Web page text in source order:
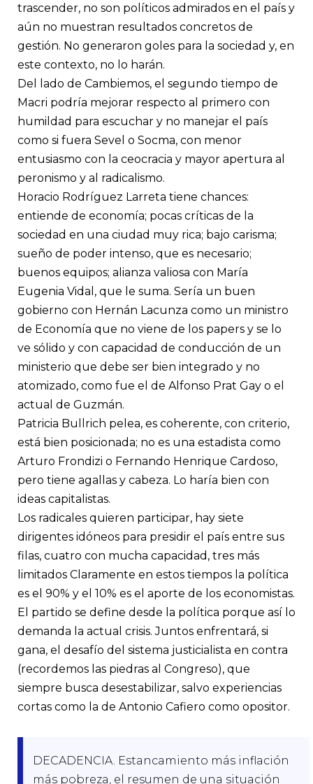
trascender, no son políticos admirados en el país y
aún no muestran resultados concretos de
gestión. No generaron goles para la sociedad y, en
este contexto, no lo harán.
Del lado de Cambiemos, el segundo tiempo de
Macri podría mejorar respecto al primero con
humildad para escuchar y no manejar el país
como si fuera Sevel o Socma, con menor
entusiasmo con la ceocracia y mayor apertura al
peronismo y al radicalismo.
Horacio Rodríguez Larreta tiene chances:
entiende de economía; pocas críticas de la
sociedad en una ciudad muy rica; bajo carisma;
sueño de poder intenso, que es necesario;
buenos equipos; alianza valiosa con María
Eugenia Vidal, que le suma. Sería un buen
gobierno con Hernán Lacunza como un ministro
de Economía que no viene de los papers y se lo
ve sólido y con capacidad de conducción de un
ministerio que debe ser bien integrado y no
atomizado, como fue el de Alfonso Prat Gay o el
actual de Guzmán.
Patricia Bullrich pelea, es coherente, con criterio,
está bien posicionada; no es una estadista como
Arturo Frondizi o Fernando Henrique Cardoso,
pero tiene agallas y cabeza. Lo haría bien con
ideas capitalistas.
Los radicales quieren participar, hay siete
dirigentes idóneos para presidir el país entre sus
filas, cuatro con mucha capacidad, tres más
limitados Claramente en estos tiempos la política
es el 90% y el 10% es el aporte de los economistas.
El partido se define desde la política porque así lo
demanda la actual crisis. Juntos enfrentará, si
gana, el desafío del sistema justicialista en contra
(recordemos las piedras al Congreso), que
siempre busca desestabilizar, salvo experiencias
cortas como la de Antonio Cafiero como opositor.
DECADENCIA. Estancamiento más inflación
más pobreza, el resumen de una situación